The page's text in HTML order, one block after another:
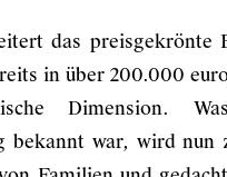
das preisgekrönte
in über 200.000
Dimension.
bekannt war, wird